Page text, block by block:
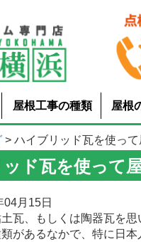
屋根工事の種類 屋根
> ハイブリッド瓦を使っ
ド瓦を使って
月15日
瓦、もしくは陶器瓦を
があるなかで、特に日